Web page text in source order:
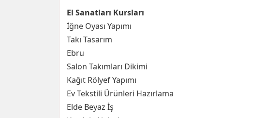
El Sanatları Kursları
İğne Oyası Yapımı
Takı Tasarım
Ebru
Salon Takımları Dikimi
Kağıt Rölyef Yapımı
Ev Tekstili Ürünleri Hazırlama
Elde Beyaz İş